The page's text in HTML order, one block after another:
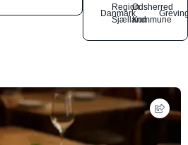
Danmark
Region
Sjælland
Odsherred
Kommune